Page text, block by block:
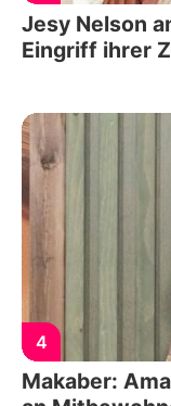
Jesy Nelson
Eingriff ihrer
4
Makaber: